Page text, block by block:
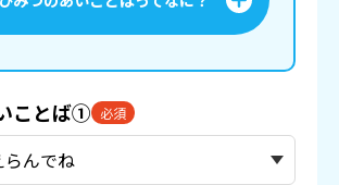
ことば① 必須